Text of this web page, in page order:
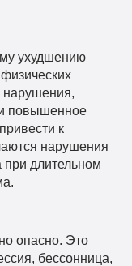
ухудшению
нарушения,
повышенное
к
нарушения
при длительном
опасно. Это
бессонница,